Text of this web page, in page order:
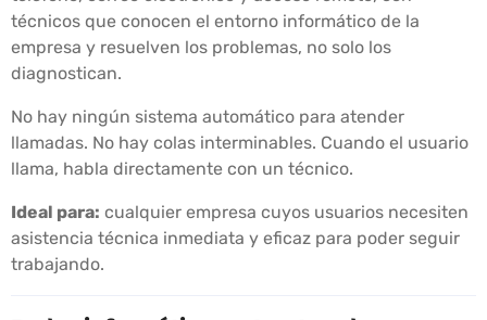
técnicos que conocen el entorno informático de la
empresa y resuelven los problemas, no solo los
diagnostican.
No hay ningún sistema automático para atender
llamadas. No hay colas interminables. Cuando el usuario
llama, habla directamente con un técnico.
Ideal para: cualquier empresa cuyos usuarios necesiten
asistencia técnica inmediata y eficaz para poder seguir
trabajando.